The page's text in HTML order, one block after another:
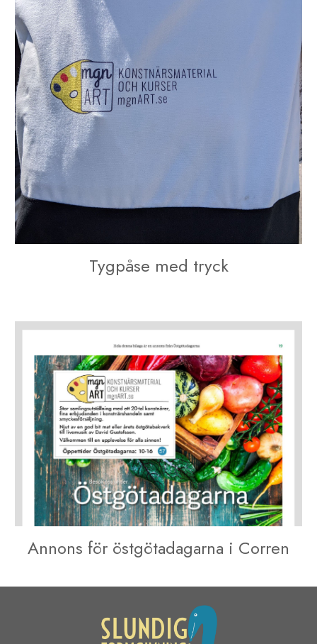
Tygpåse med tryck
Annons för östgötadagarna i Corren